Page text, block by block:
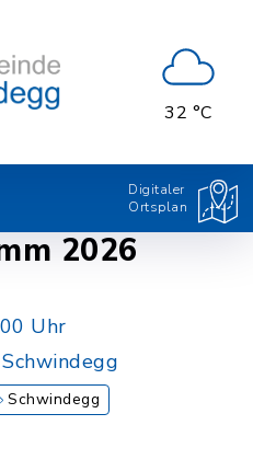
32 °C
Digitaler
Ortsplan
2026
Uhr
Schwindegg